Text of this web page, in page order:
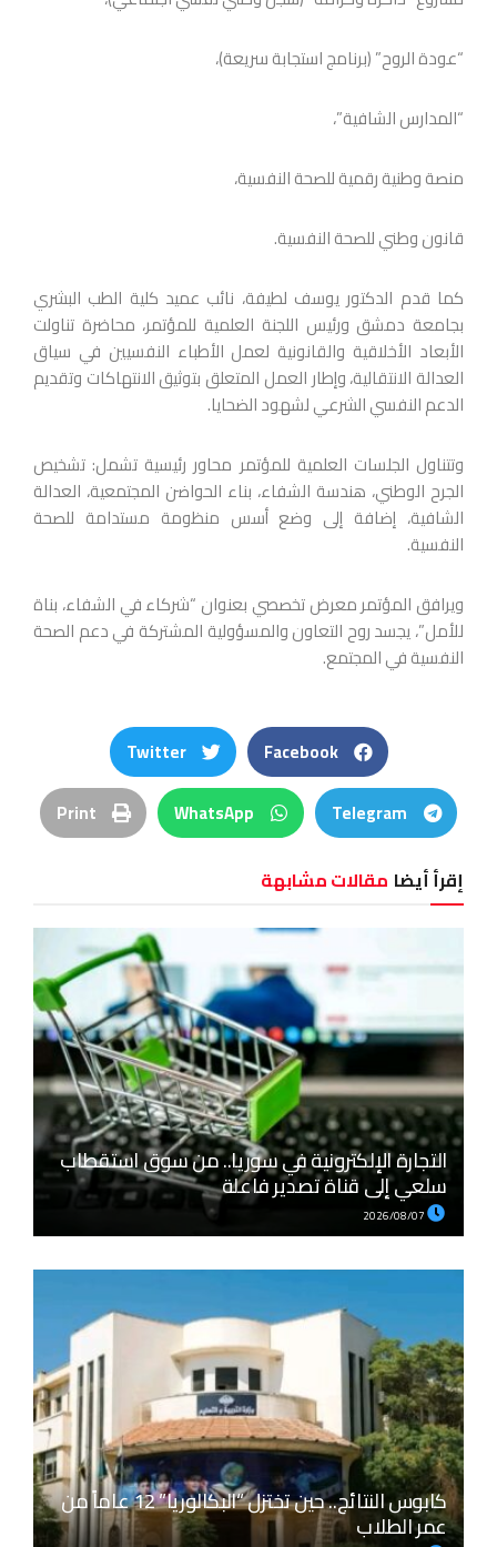
“عودة الروح” (برنامج استجابة سريعة)،
“المدارس الشافية”،
منصة وطنية رقمية للصحة النفسية،
قانون وطني للصحة النفسية.
كما قدم الدكتور يوسف لطيفة، نائب عميد كلية الطب البشري
بجامعة دمشق ورئيس اللجنة العلمية للمؤتمر، محاضرة تناولت
الأبعاد الأخلاقية والقانونية لعمل الأطباء النفسيين في سياق
العدالة الانتقالية، وإطار العمل المتعلق بتوثيق الانتهاكات وتقديم
الدعم النفسي الشرعي لشهود الضحايا.
وتتناول الجلسات العلمية للمؤتمر محاور رئيسية تشمل: تشخيص
الجرح الوطني، هندسة الشفاء، بناء الحواضن المجتمعية، العدالة
الشافية، إضافة إلى وضع أسس منظومة مستدامة للصحة
النفسية.
ويرافق المؤتمر معرض تخصصي بعنوان “شركاء في الشفاء، بناة
للأمل”، يجسد روح التعاون والمسؤولية المشتركة في دعم الصحة
النفسية في المجتمع.
Facebook
Twitter
Telegram
WhatsApp
Print
إقرأ أيضا مقالات مشابهة
التجارة الإلكترونية في سوريا.. من سوق استقطاب
سلعي إلى قناة تصدير فاعلة
كابوس النتائج.. حين تختزل “البكالوريا” 12 عاماً من
عمر الطلاب